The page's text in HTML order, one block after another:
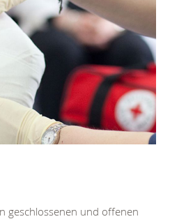
geschlossenen und offenen